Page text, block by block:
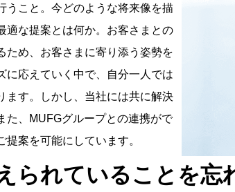
うこと。今どのような将来像を描
適な提案とは何か。お客さまとの
ため、お客さまに寄り添う姿勢を
に応えていく中で、自分一人では
ます。しかし、当社には共に解決
た、MUFGグループとの連携がで
案を可能にしています。
られていることを忘